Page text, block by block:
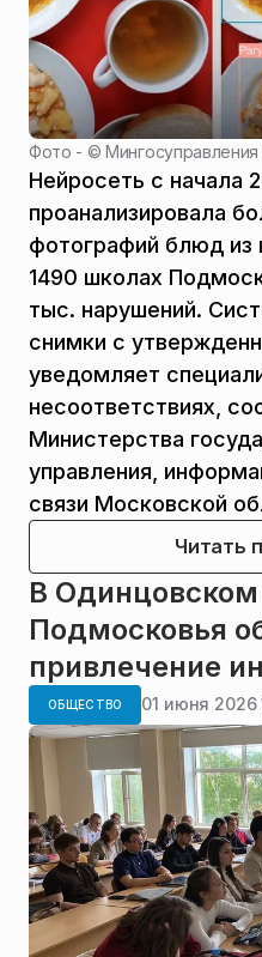
Фото - ©
Нейросеть с начала
проанализировала
фотографий блюд из
1490 школах
тыс. нарушений.
снимки с
уведомляет
несоответствиях,
Министерства
управления,
связи Московской
Читать
В Одинцовском
Подмосковья
привлечение
ОБЩЕСТВО 01 июня 2026